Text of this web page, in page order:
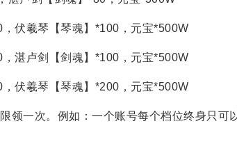
伏羲琴【琴魂】*100，元宝*500W
湛卢剑【剑魂】*100，元宝*500W
伏羲琴【琴魂】*200，元宝*500W
领一次。例如：一个账号每个档位终身只可